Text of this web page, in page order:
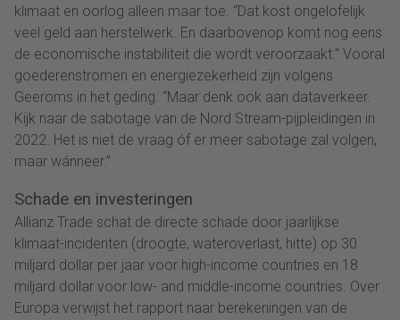
klimaat en oorlog alleen maar toe. “Dat kost ongelofelijk
veel geld aan herstelwerk. En daarbovenop komt nog eens
de economische instabiliteit die wordt veroorzaakt.” Vooral
goederenstromen en energiezekerheid zijn volgens
Geeroms in het geding. “Maar denk ook aan dataverkeer.
Kijk naar de sabotage van de Nord Stream-pijpleidingen in
2022. Het is niet de vraag óf er meer sabotage zal volgen,
maar wánneer.”
Schade en investeringen
Allianz Trade schat de directe schade door jaarlijkse
klimaat-incidenten (droogte, wateroverlast, hitte) op 30
miljard dollar per jaar voor high-income countries en 18
miljard dollar voor low- and middle-income countries. Over
Europa verwijst het rapport naar berekeningen van de